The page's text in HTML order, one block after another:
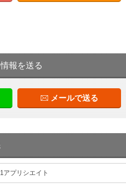
報を送る
メールで送る
アプリシエイト